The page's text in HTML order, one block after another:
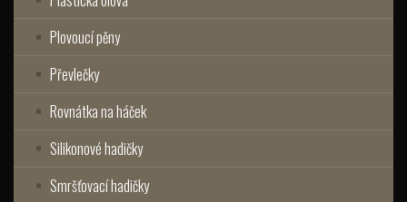
Plovoucí pěny
Převlečky
Rovnátka na háček
Silikonové hadičky
Smršťovací hadičky